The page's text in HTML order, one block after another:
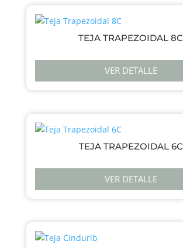
TEJA TRAPEZOIDAL 8C
VER DETALLE
TEJA TRAPEZOIDAL 6C
VER DETALLE